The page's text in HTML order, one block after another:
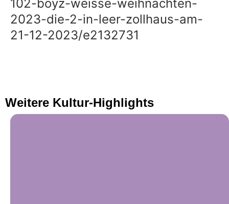
102-boyz-weisse-weihnachten-
2023-die-2-in-leer-zollhaus-am-
21-12-2023/e2132731
Weitere Kultur-Highlights